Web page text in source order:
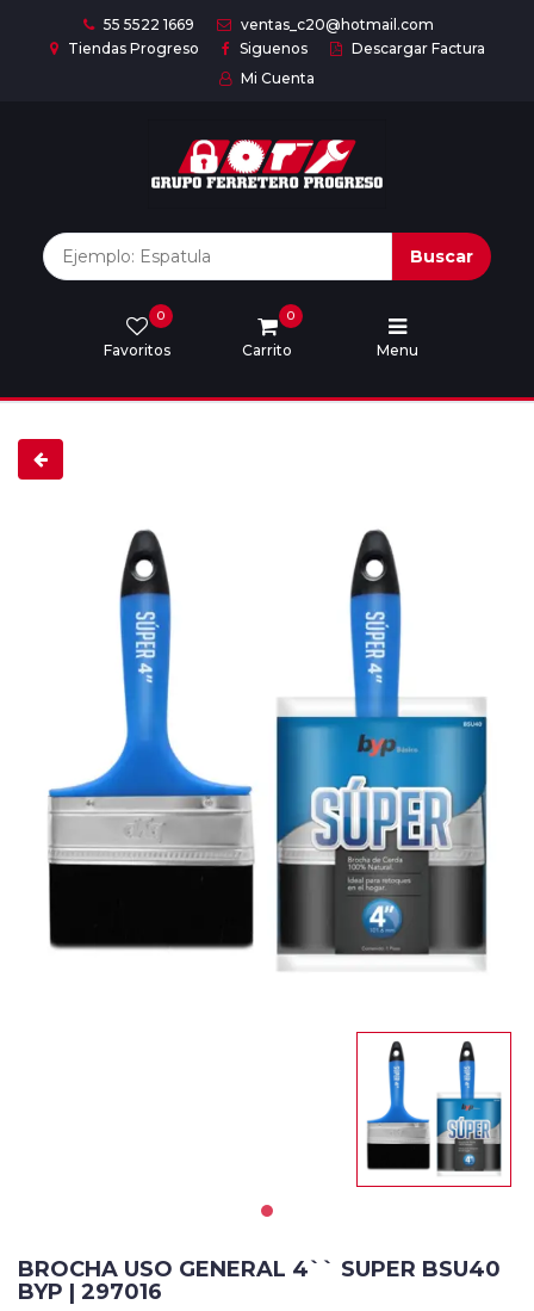
55 5522 1669
ventas_c20@hotmail.com
Tiendas Progreso
Siguenos
Descargar Factura
Mi Cuenta
Buscar
Favoritos
0
Carrito
0
Menu
Marcas
Descargar
BROCHA USO GENERAL 4`` SUPER BSU40
BYP | 297016